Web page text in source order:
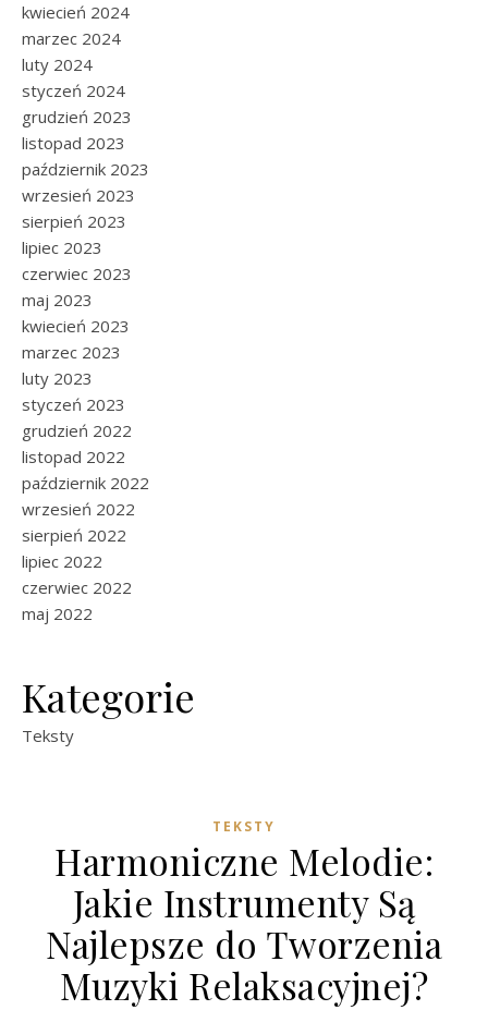
kwiecień 2024
marzec 2024
luty 2024
styczeń 2024
grudzień 2023
listopad 2023
październik 2023
wrzesień 2023
sierpień 2023
lipiec 2023
czerwiec 2023
maj 2023
kwiecień 2023
marzec 2023
luty 2023
styczeń 2023
grudzień 2022
listopad 2022
październik 2022
wrzesień 2022
sierpień 2022
lipiec 2022
czerwiec 2022
maj 2022
Kategorie
Teksty
TEKSTY
Harmoniczne Melodie:
Jakie Instrumenty Są
Najlepsze do Tworzenia
Muzyki Relaksacyjnej?